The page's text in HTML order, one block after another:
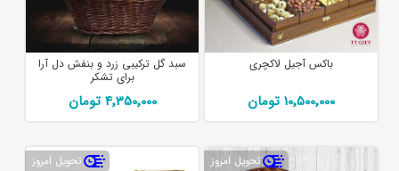
باکس آجیل لاکچری
10٬500٬000 تومان
سبد گل ترکیبی زرد و بنفش دل آرا
برای تشکر
4٬350٬000 تومان
تحویل امروز تحویل امروز